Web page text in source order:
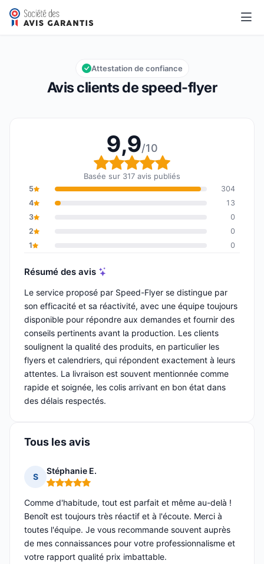
speed-flyer
Note globale : 9,9 sur 10
9,9/10
Avis clients de speed-flyer
Attestation de confiance
9,9/10
Note globale : 9,9 sur
Basée sur 317 avis publiés
5
304
4
13
3
0
2
0
1
0
Résumé des avis
Le service proposé par Speed-Flyer se distingue par
son efficacité et sa réactivité, avec une équipe toujours
disponible pour répondre aux demandes et fournir des
conseils pertinents avant la production. Les clients
soulignent la qualité des produits, en particulier les
flyers et calendriers, qui répondent exactement à leurs
attentes. La livraison est souvent mentionnée comme
rapide et soignée, les colis arrivant en bon état dans
des délais respectés.
Tous les avis
S
Stéphanie E.
Note : 5 sur 5
Comme d'habitude, tout est parfait et même au-delà !
Benoît est toujours très réactif et à l'écoute. Merci à
toutes l'équipe. Je vous recommande souvent auprès
de mes connaissances pour votre professionnalisme et
votre rapport qualité prix imbattable.